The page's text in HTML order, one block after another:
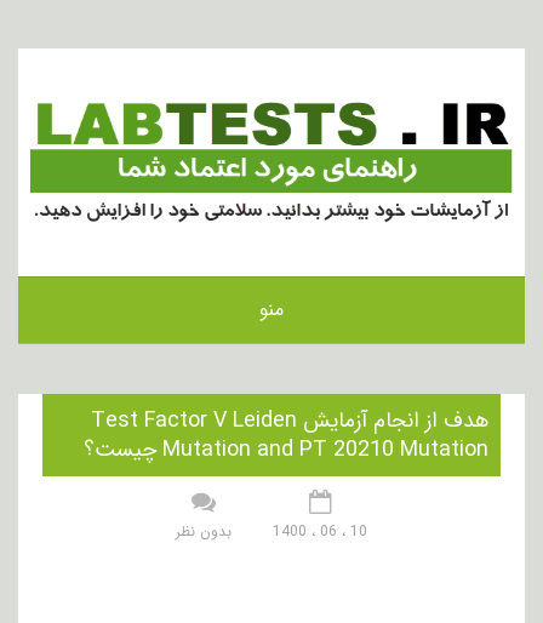
منو
هدف از انجام آزمایش Test Factor V Leiden
Mutation and PT 20210 Mutation چیست؟
10 ، 06 ، 1400 بدون نظر